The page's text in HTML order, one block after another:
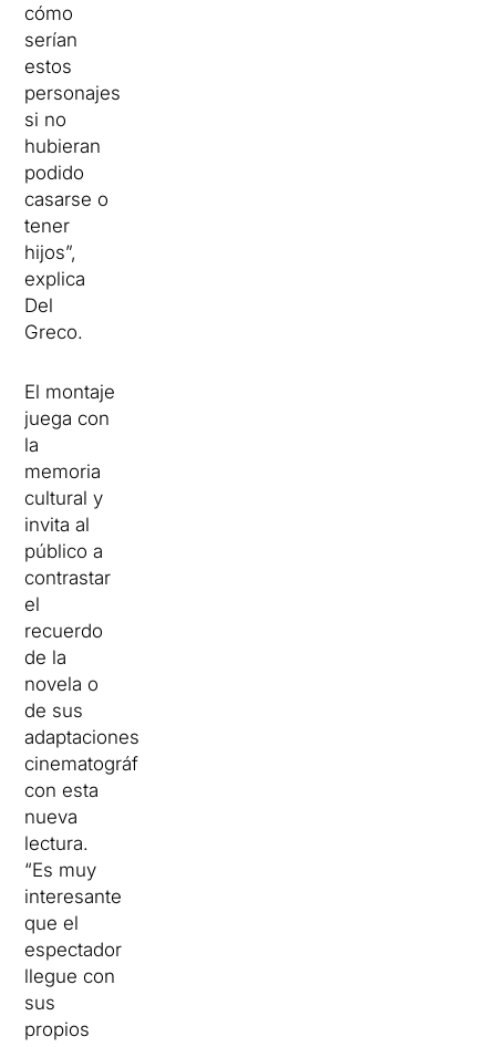
cómo
serían
estos
personajes
si no
hubieran
podido
casarse o
tener
hijos”,
explica
Del
Greco.
El montaje
juega con
la
memoria
cultural y
invita al
público a
contrastar
el
recuerdo
de la
novela o
de sus
adaptaciones
cinematográficas
con esta
nueva
lectura.
“Es muy
interesante
que el
espectador
llegue con
sus
propios